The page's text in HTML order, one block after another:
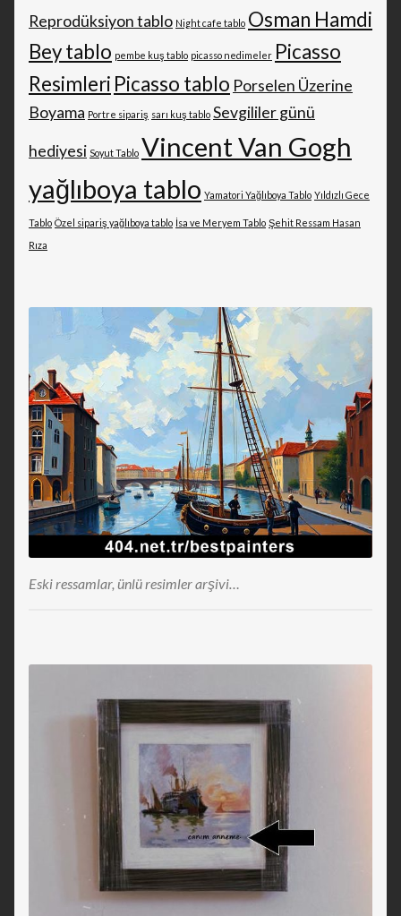
Reprodüksiyon tablo Night cafe tablo Osman Hamdi
Bey tablo pembe kuş tablo picasso nedimeler Picasso
Resimleri Picasso tablo Porselen Üzerine
Boyama Portre sipariş sarı kuş tablo Sevgililer günü
hediyesi Soyut Tablo Vincent Van Gogh
yağlıboya tablo Yamatori Yağlıboya Tablo Yıldızlı Gece
Tablo Özel sipariş yağlıboya tablo İsa ve Meryem Tablo Şehit Ressam Hasan
Rıza
Eski ressamlar, ünlü resimler arşivi…